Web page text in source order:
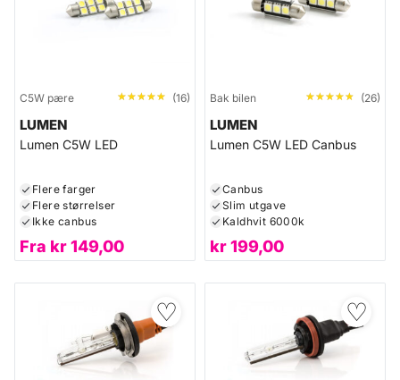
C5W pære ★★★★★
★★★★★ (16)
LUMEN
Lumen C5W LED
Flere farger
Flere størrelser
Ikke canbus
Fra kr149,00
Bak bilen ★★★★★
★★★★★ (26)
LUMEN
Lumen C5W LED Canbus
Canbus
Slim utgave
Kaldhvit 6000k
kr199,00
♡ ♡